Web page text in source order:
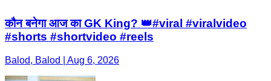
कौन बनेगा आज का GK King? 👑#viral #viralvideo
#shorts #shortvideo #reels
Balod, Balod | Aug 6, 2026